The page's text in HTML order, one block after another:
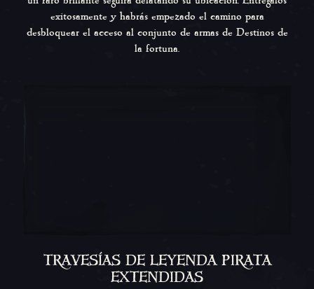
exitosamente y habrás empezado el camino para
desbloquear el acceso al conjunto de armas de Destinos de
la fortuna.
TRAVESÍAS DE LEYENDA PIRATA
EXTENDIDAS